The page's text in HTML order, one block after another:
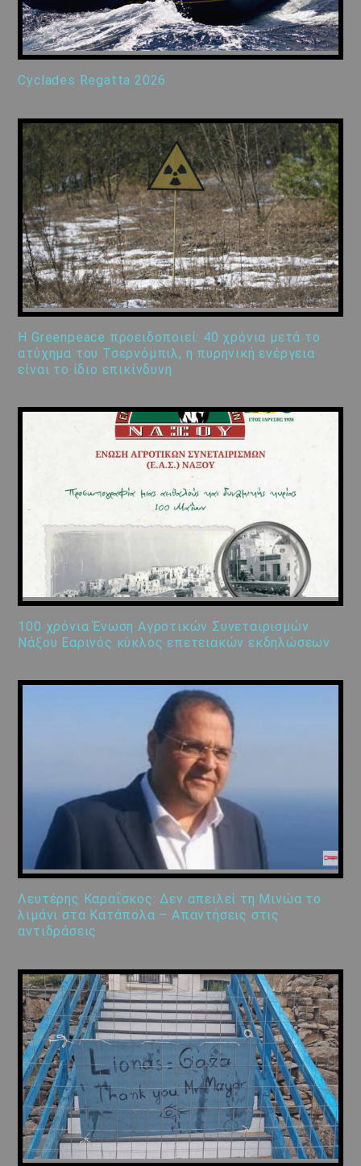
Cyclades Regatta 2026
Η Greenpeace προειδοποιεί: 40 χρόνια μετά το
ατύχημα του Τσερνόμπιλ, η πυρηνική ενέργεια
είναι το ίδιο επικίνδυνη
100 χρόνια Ένωση Αγροτικών Συνεταιρισμών
Νάξου Εαρινός κύκλος επετειακών εκδηλώσεων
Λευτέρης Καραΐσκος: Δεν απειλεί τη Μινώα το
λιμάνι στα Κατάπολα – Απαντήσεις στις
αντιδράσεις